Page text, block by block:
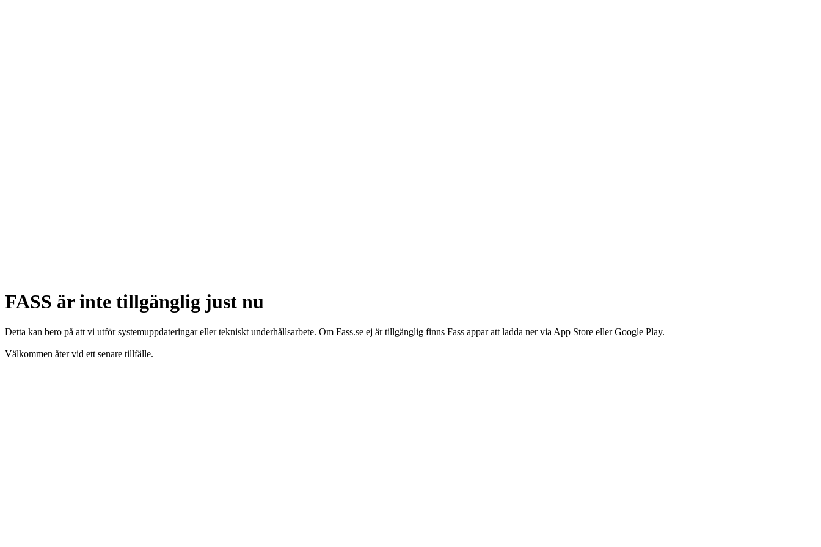
FASS är inte tillgänglig just nu
Detta kan bero på att vi utför systemuppdateringar eller tekniskt underhållsarbete. Om Fass.se ej är tillgänglig finns Fass appar att ladda ner via App Store eller Google Play.
Välkommen åter vid ett senare tillfälle.